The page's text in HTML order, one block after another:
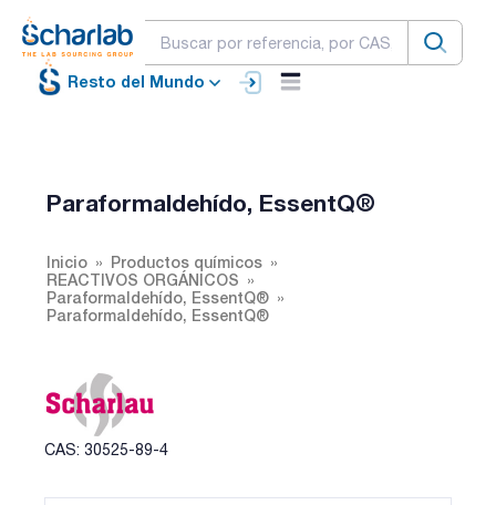
Resto del Mundo
Paraformaldehído, EssentQ®
Inicio
Productos químicos
REACTIVOS ORGÁNICOS
Paraformaldehído, EssentQ®
Paraformaldehído, EssentQ®
CAS: 30525-89-4